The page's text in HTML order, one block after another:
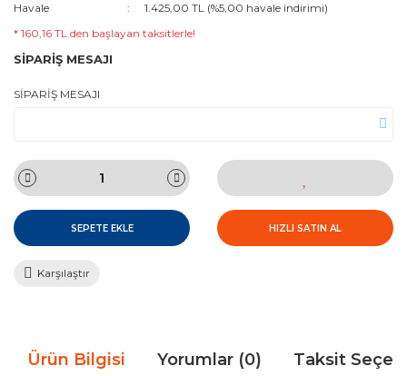
Havale
1.425,00 TL (%5,00 havale indirimi)
* 160,16 TL den başlayan taksitlerle!
SİPARİŞ MESAJI
SİPARİŞ MESAJI
SEPETE EKLE HIZLI SATIN AL
Karşılaştır
Ürün Bilgisi Yorumlar (0) Taksit